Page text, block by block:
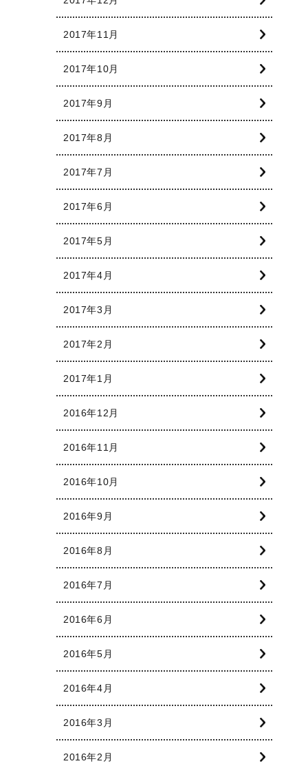
2017年11月
2017年10月
2017年9月
2017年8月
2017年7月
2017年6月
2017年5月
2017年4月
2017年3月
2017年2月
2017年1月
2016年12月
2016年11月
2016年10月
2016年9月
2016年8月
2016年7月
2016年6月
2016年5月
2016年4月
2016年3月
2016年2月